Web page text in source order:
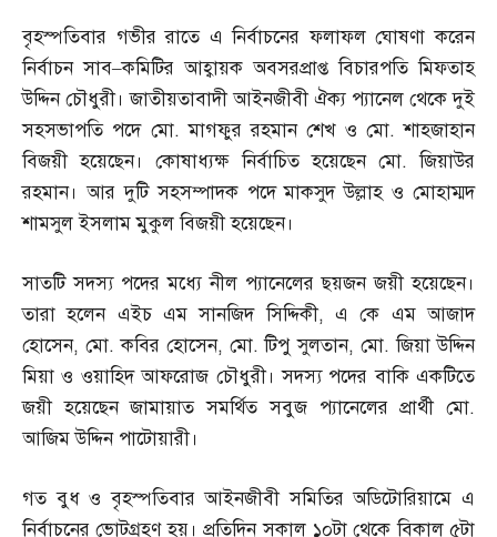
বৃহস্পতিবার গভীর রাতে এ নির্বাচনের ফলাফল ঘোষণা করেন
নির্বাচন সাব–কমিটির আহ্বায়ক অবসরপ্রাপ্ত বিচারপতি মিফতাহ
উদ্দিন চৌধুরী। জাতীয়তাবাদী আইনজীবী ঐক্য প্যানেল থেকে দুই
সহসভাপতি পদে মো.মাগফুর রহমান শেখ ও মো.শাহজাহান
বিজয়ী হয়েছেন। কোষাধ্যক্ষ নির্বাচিত হয়েছেন মো.জিয়াউর
রহমান। আর দুটি সহসম্পাদক পদে মাকসুদ উল্লাহ ও মোহাম্মদ
শামসুল ইসলাম মুকুল বিজয়ী হয়েছেন।
সাতটি সদস্য পদের মধ্যে নীল প্যানেলের ছয়জন জয়ী হয়েছেন।
তারা হলেন এইচ এম সানজিদ সিদ্দিকী,এ কে এম আজাদ
হোসেন, মো.কবির হোসেন, মো.টিপু সুলতান,মো.জিয়া উদ্দিন
মিয়া ও ওয়াহিদ আফরোজ চৌধুরী। সদস্য পদের বাকি একটিতে
জয়ী হয়েছেন জামায়াত সমর্থিত সবুজ প্যানেলের প্রার্থী মো.
আজিম উদ্দিন পাটোয়ারী।
গত বুধ ও বৃহস্পতিবার আইনজীবী সমিতির অডিটোরিয়ামে এ
নির্বাচনের ভোটগ্রহণ হয়। প্রতিদিন সকাল ১০টা থেকে বিকাল ৫টা